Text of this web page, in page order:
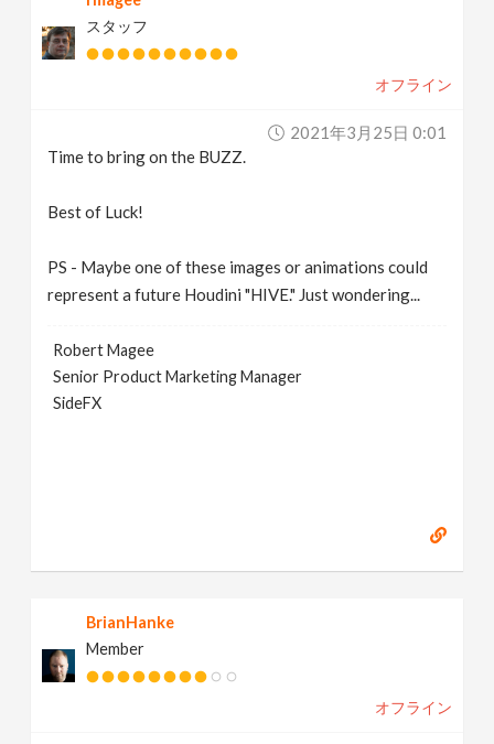
g
スタッフ
オフライン
2021年3月25日 0:01
Time to bring on the BUZZ.
Best of Luck!
PS - Maybe one of these images or animations could
represent a future Houdini "HIVE." Just wondering...
Robert Magee
Senior Product Marketing Manager
SideFX
BrianHanke
Member
オフライン